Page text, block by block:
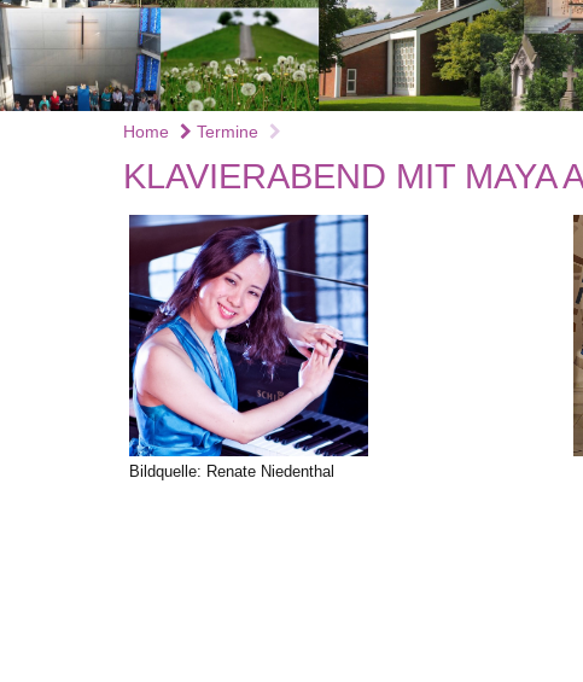
Home Termine
KLAVIERABEND MIT MAYA
Bildquelle: Renate Niedenthal